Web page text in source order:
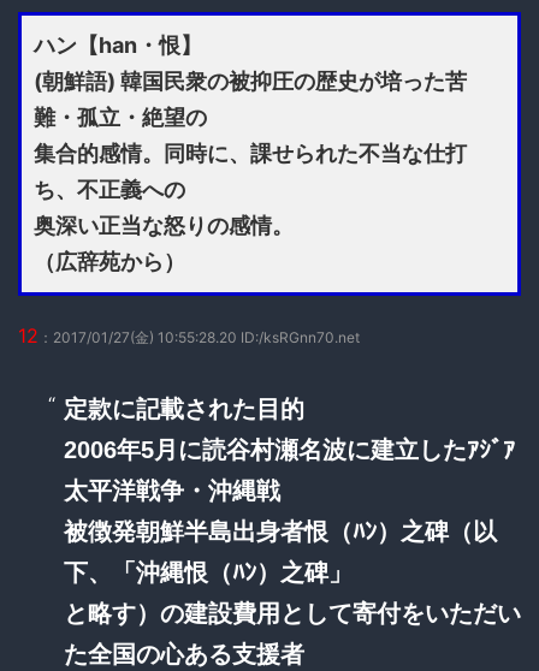
ハン【han・恨】
(朝鮮語) 韓国民衆の被抑圧の歴史が培った苦
難・孤立・絶望の
集合的感情。同時に、課せられた不当な仕打
ち、不正義への
奥深い正当な怒りの感情。
（広辞苑から）
12 ：2017/01/27(金) 10:55:28.20 ID:/ksRGnn70.net
定款に記載された目的
2006年5月に読谷村瀬名波に建立したｱｼﾞｱ
太平洋戦争・沖縄戦
被徴発朝鮮半島出身者恨（ﾊﾝ）之碑（以
下、「沖縄恨（ﾊﾝ）之碑」
と略す）の建設費用として寄付をいただい
た全国の心ある支援者